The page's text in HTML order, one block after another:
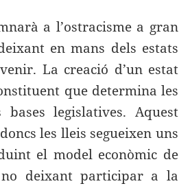
a l’ostracisme a gran
en mans dels estats
La creació d’un estat
que determina les
legislatives. Aquest
les lleis segueixen uns
el model econòmic de
deixant participar a la